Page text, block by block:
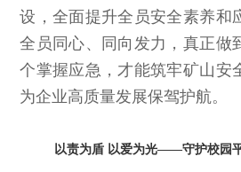
设，全面提升全员安全素养和
全员同心、同向发力，真正做
个掌握应急，才能筑牢矿山安
为企业高质量发展保驾护航。
以责为盾 以爱为光——守护校园